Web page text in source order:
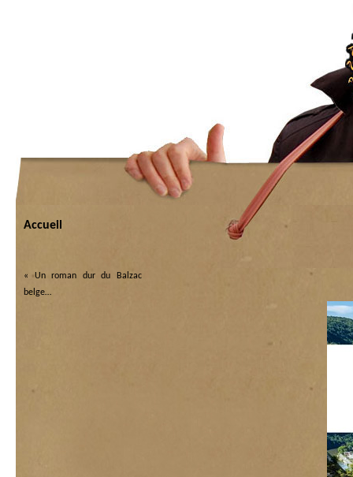
Accueil
«Un roman dur du Balzac
belge…